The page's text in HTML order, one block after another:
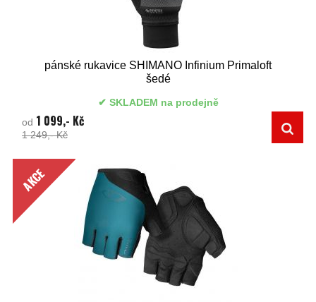
pánské rukavice SHIMANO Infinium Primaloft
šedé
SKLADEM na prodejně
od 1 099,- Kč
1 249,- Kč
AKCE